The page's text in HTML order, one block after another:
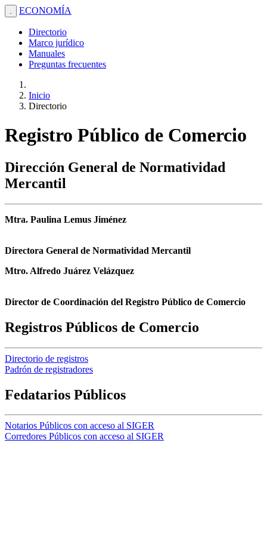
. ECONOMÍA
Directorio
Marco jurídico
Manuales
Preguntas frecuentes
Inicio
Directorio
Registro Público de Comercio
Dirección General de Normatividad
Mercantil
Mtra. Paulina Lemus Jiménez
Directora General de Normatividad Mercantil
Mtro. Alfredo Juárez Velázquez
Director de Coordinación del Registro Público de Comercio
Registros Públicos de Comercio
Directorio de registros
Padrón de registradores
Fedatarios Públicos
Notarios Públicos con acceso al SIGER
Corredores Públicos con acceso al SIGER